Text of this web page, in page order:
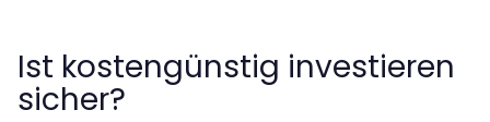
Ist kostengünstig investieren
sicher?